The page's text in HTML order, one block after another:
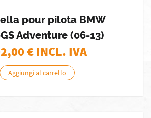
pour pilota BMW
Adventure (06-13)
€ INCL. IVA
Aggiungi al carrello